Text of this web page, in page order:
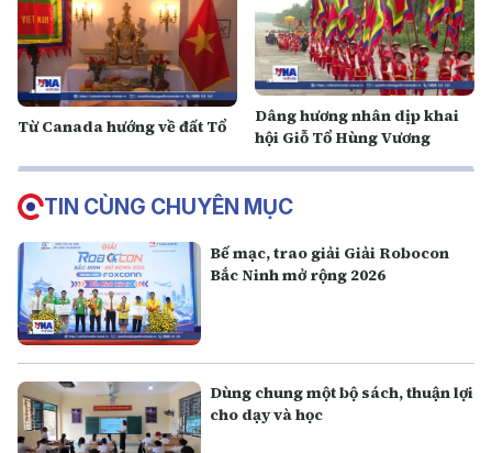
Từ Canada hướng về đất Tổ
Dâng hương nhân dịp khai
hội Giỗ Tổ Hùng Vương
TIN CÙNG CHUYÊN MỤC
Bế mạc, trao giải Giải Robocon
Bắc Ninh mở rộng 2026
Dùng chung một bộ sách, thuận lợi
cho dạy và học